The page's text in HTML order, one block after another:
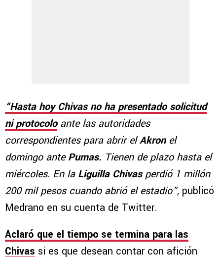
“Hasta hoy Chivas no ha presentado solicitud
ni protocoloante las autoridades
correspondientes para abrir elAkron el
domingo antePumas. Tienen de plazo hasta el
miércoles. En laLiguilla Chivasperdió 1 millón
200 mil pesos cuando abrió el estadio”, publicó
Medrano en su cuenta de Twitter.
Aclaró que el tiempo se termina para las
Chivas si es que desean contar con afición